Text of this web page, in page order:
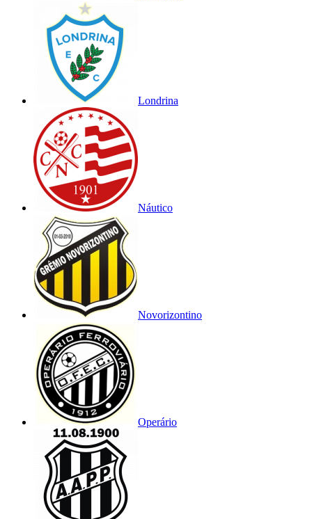
Londrina
Náutico
Novorizontino
Operário